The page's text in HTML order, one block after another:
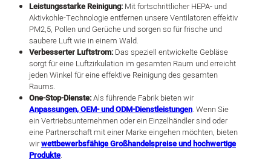
Leistungsstarke Reinigung:Mit fortschrittlicher HEPA- und
Aktivkohle-Technologie entfernen unsere Ventilatoren effektiv
PM2,5, Pollen und Gerüche und sorgen so für frische und
saubere Luft wie in einem Wald.
Verbesserter Luftstrom:Das speziell entwickelte Gebläse
sorgt für eine Luftzirkulation im gesamten Raum und erreicht
jeden Winkel für eine effektive Reinigung des gesamten
Raums.
One-Stop-Dienste:Als führende Fabrik bieten wir
Anpassungen, OEM- und ODM-Dienstleistungen. Wenn Sie
ein Vertriebsunternehmen oder ein Einzelhändler sind oder
eine Partnerschaft mit einer Marke eingehen möchten, bieten
wirwettbewerbsfähige Großhandelspreise und hochwertige
Produkte.